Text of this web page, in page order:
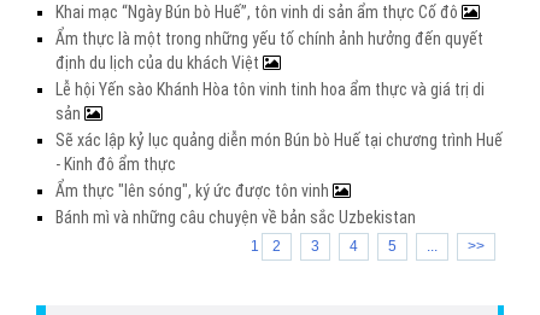
Khai mạc “Ngày Bún bò Huế”, tôn vinh di sản ẩm thực Cố đô
Ẩm thực là một trong những yếu tố chính ảnh hưởng đến quyết
định du lịch của du khách Việt
Lễ hội Yến sào Khánh Hòa tôn vinh tinh hoa ẩm thực và giá trị di
sản
Sẽ xác lập kỷ lục quảng diễn món Bún bò Huế tại chương trình Huế
- Kinh đô ẩm thực
Ẩm thực "lên sóng", ký ức được tôn vinh
Bánh mì và những câu chuyện về bản sắc Uzbekistan
1 2 3 4 5 ... >>